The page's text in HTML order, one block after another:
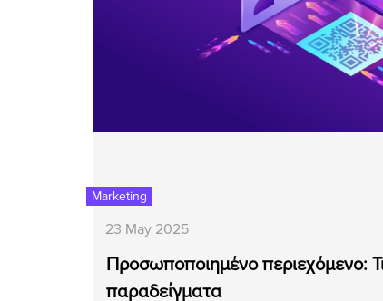
Marketing
23 May 2025
Προσωποποιημένο περιεχόμενο: Τι
παραδείγματα